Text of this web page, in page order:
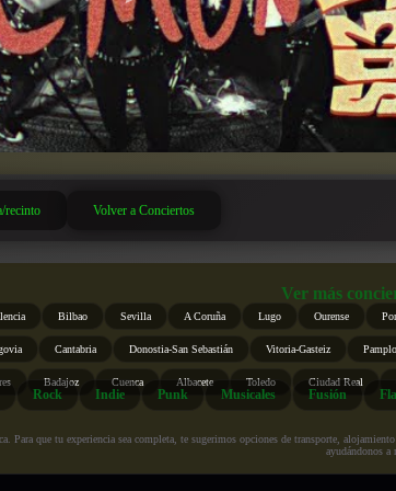
recinto Volver a Conciertos
Ver más
Bilbao Sevilla A Coruña Lugo Ourense
Cantabria Donostia-San Sebastián Vitoria-Gasteiz
Badajoz Cuenca Albacete Toledo Ciudad Real
Rock Indie Punk Musicales Fusión
Para que tu experiencia sea completa, te sugerimos opciones de transporte,
ayudándonos a